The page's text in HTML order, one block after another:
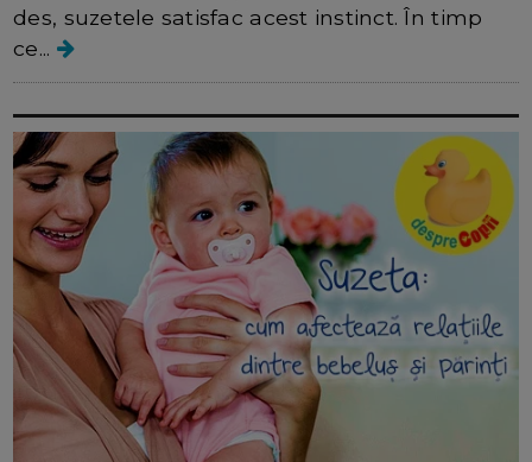
des, suzetele satisfac acest instinct. În timp
ce...